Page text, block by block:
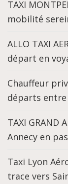
TAXI
mobilité
ALLO TAXI
départ en
Chauffeur
départs entre
TAXI GRAND
Annecy en
Taxi Lyon
trace vers